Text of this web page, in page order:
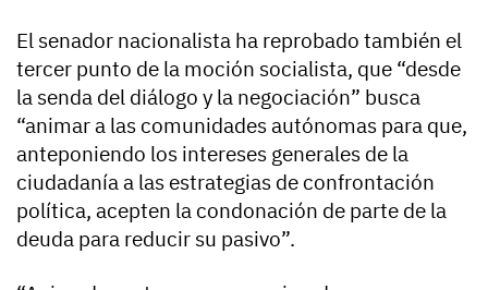
El senador nacionalista ha reprobado también el
tercer punto de la moción socialista, que “desde
la senda del diálogo y la negociación” busca
“animar a las comunidades autónomas para que,
anteponiendo los intereses generales de la
ciudadanía a las estrategias de confrontación
política, acepten la condonación de parte de la
deuda para reducir su pasivo”.